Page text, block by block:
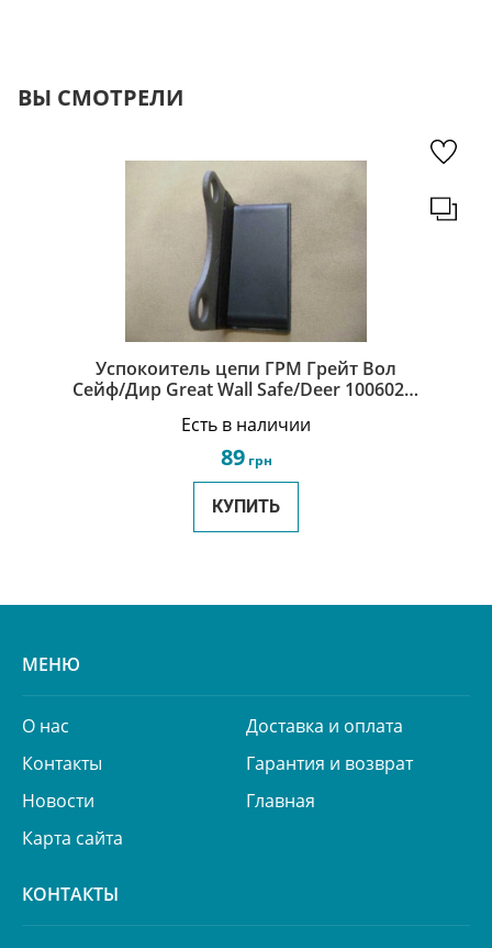
ВЫ СМОТРЕЛИ
Успокоитель цепи ГРМ Грейт Вол
Сейф/Дир Great Wall Safe/Deer 1006020-
Есть в наличии
89грн
КУПИТЬ
МЕНЮ
О нас
Доставка и оплата
Контакты
Гарантия и возврат
Новости
Главная
Карта сайта
КОНТАКТЫ